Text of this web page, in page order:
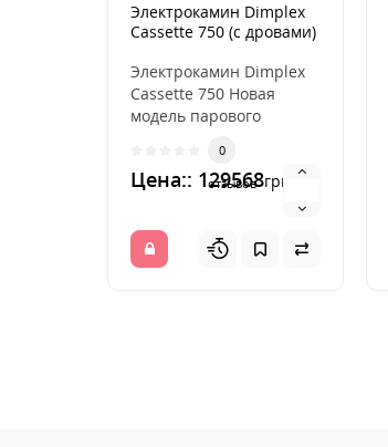
Электрокамин Dimplex
Cassette 750 (с дровами)
Электрокамин Dimplex
Cassette 750 Новая
модель парового
Камин Opti-Mys..
0
отзывов
Цена:: 129568грн.